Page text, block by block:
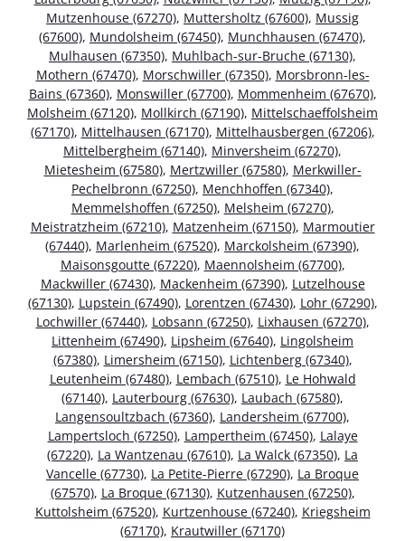
Mutzenhouse (67270), Muttersholtz (67600), Mussig
(67600), Mundolsheim (67450), Munchhausen (67470),
Mulhausen (67350), Muhlbach-sur-Bruche (67130),
Mothern (67470), Morschwiller (67350), Morsbronn-les-
Bains (67360), Monswiller (67700), Mommenheim (67670),
Molsheim (67120), Mollkirch (67190), Mittelschaeffolsheim
(67170), Mittelhausen (67170), Mittelhausbergen (67206),
Mittelbergheim (67140), Minversheim (67270),
Mietesheim (67580), Mertzwiller (67580), Merkwiller-
Pechelbronn (67250), Menchhoffen (67340),
Memmelshoffen (67250), Melsheim (67270),
Meistratzheim (67210), Matzenheim (67150), Marmoutier
(67440), Marlenheim (67520), Marckolsheim (67390),
Maisonsgoutte (67220), Maennolsheim (67700),
Mackwiller (67430), Mackenheim (67390), Lutzelhouse
(67130), Lupstein (67490), Lorentzen (67430), Lohr (67290),
Lochwiller (67440), Lobsann (67250), Lixhausen (67270),
Littenheim (67490), Lipsheim (67640), Lingolsheim
(67380), Limersheim (67150), Lichtenberg (67340),
Leutenheim (67480), Lembach (67510), Le Hohwald
(67140), Lauterbourg (67630), Laubach (67580),
Langensoultzbach (67360), Landersheim (67700),
Lampertsloch (67250), Lampertheim (67450), Lalaye
(67220), La Wantzenau (67610), La Walck (67350), La
Vancelle (67730), La Petite-Pierre (67290), La Broque
(67570), La Broque (67130), Kutzenhausen (67250),
Kuttolsheim (67520), Kurtzenhouse (67240), Kriegsheim
(67170), Krautwiller (67170)